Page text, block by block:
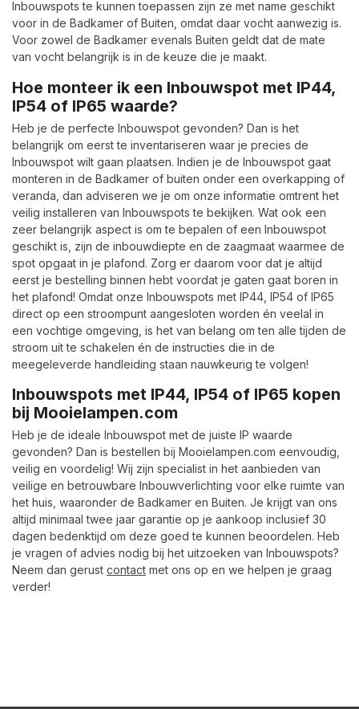
Inbouwspots te kunnen toepassen zijn ze met name geschikt
voor in de Badkamer of Buiten, omdat daar vocht aanwezig is.
Voor zowel de Badkamer evenals Buiten geldt dat de mate
van vocht belangrijk is in de keuze die je maakt.
Hoe monteer ik een Inbouwspot met IP44,
IP54 of IP65 waarde?
Heb je de perfecte Inbouwspot gevonden? Dan is het
belangrijk om eerst te inventariseren waar je precies de
Inbouwspot wilt gaan plaatsen. Indien je de Inbouwspot gaat
monteren in de Badkamer of buiten onder een overkapping of
veranda, dan adviseren we je om onze informatie omtrent het
veilig installeren van Inbouwspots te bekijken. Wat ook een
zeer belangrijk aspect is om te bepalen of een Inbouwspot
geschikt is, zijn de inbouwdiepte en de zaagmaat waarmee de
spot opgaat in je plafond. Zorg er daarom voor dat je altijd
eerst je bestelling binnen hebt voordat je gaten gaat boren in
het plafond! Omdat onze Inbouwspots met IP44, IP54 of IP65
direct op een stroompunt aangesloten worden én veelal in
een vochtige omgeving, is het van belang om ten alle tijden de
stroom uit te schakelen én de instructies die in de
meegeleverde handleiding staan nauwkeurig te volgen!
Inbouwspots met IP44, IP54 of IP65 kopen
bij Mooielampen.com
Heb je de ideale Inbouwspot met de juiste IP waarde
gevonden? Dan is bestellen bij Mooielampen.com eenvoudig,
veilig en voordelig! Wij zijn specialist in het aanbieden van
veilige en betrouwbare Inbouwverlichting voor elke ruimte van
het huis, waaronder de Badkamer en Buiten. Je krijgt van ons
altijd minimaal twee jaar garantie op je aankoop inclusief 30
dagen bedenktijd om deze goed te kunnen beoordelen. Heb
je vragen of advies nodig bij het uitzoeken van Inbouwspots?
Neem dan gerust contact met ons op en we helpen je graag
verder!